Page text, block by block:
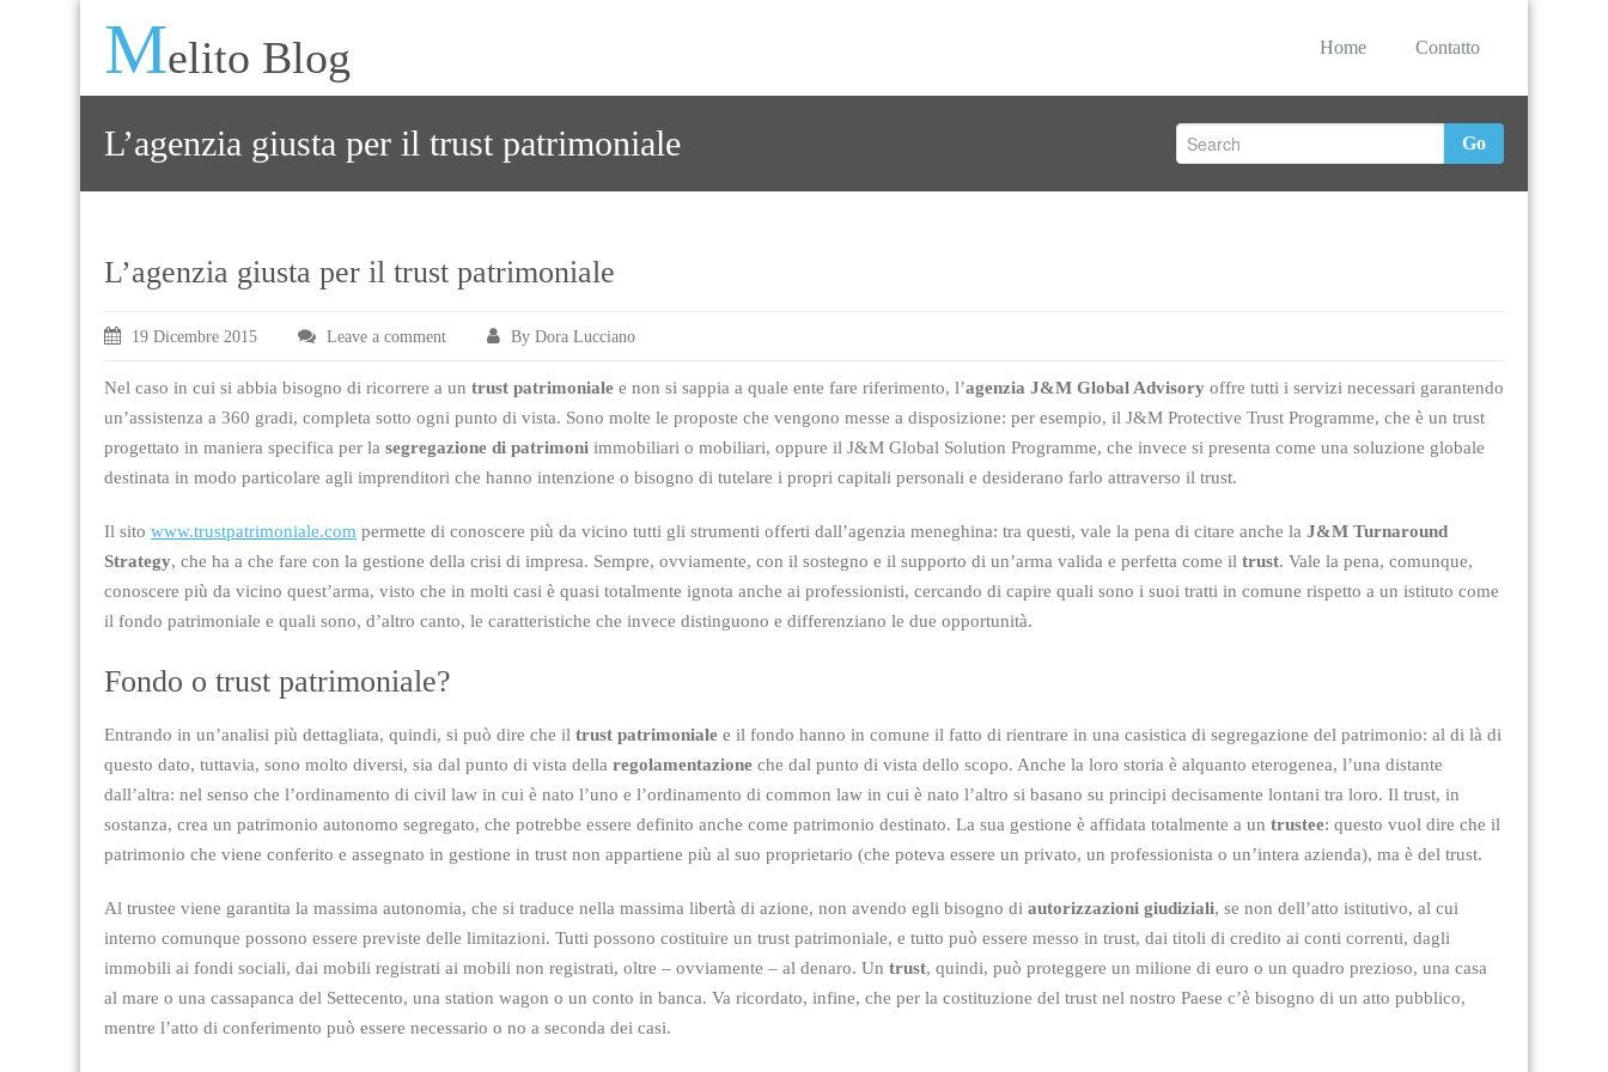
Melito Blog Home Contatto
L’agenzia giusta per il trust patrimoniale Go
L’agenzia giusta per il trust patrimoniale
19 Dicembre 2015 Leave a comment By Dora Lucciano
Nel caso in cui si abbia bisogno di ricorrere a un trust patrimoniale e non si sappia a quale ente fare riferimento, l’agenzia J&M Global Advisory offre tutti i servizi necessari garantendo
un’assistenza a 360 gradi, completa sotto ogni punto di vista. Sono molte le proposte che vengono messe a disposizione: per esempio, il J&M Protective Trust Programme, che è un trust
progettato in maniera specifica per la segregazione di patrimoni immobiliari o mobiliari, oppure il J&M Global Solution Programme, che invece si presenta come una soluzione globale
destinata in modo particolare agli imprenditori che hanno intenzione o bisogno di tutelare i propri capitali personali e desiderano farlo attraverso il trust.
Il sito www.trustpatrimoniale.com permette di conoscere più da vicino tutti gli strumenti offerti dall’agenzia meneghina: tra questi, vale la pena di citare anche la J&M Turnaround
Strategy, che ha a che fare con la gestione della crisi di impresa. Sempre, ovviamente, con il sostegno e il supporto di un’arma valida e perfetta come il trust. Vale la pena, comunque,
conoscere più da vicino quest’arma, visto che in molti casi è quasi totalmente ignota anche ai professionisti, cercando di capire quali sono i suoi tratti in comune rispetto a un istituto come
il fondo patrimoniale e quali sono, d’altro canto, le caratteristiche che invece distinguono e differenziano le due opportunità.
Fondo o trust patrimoniale?
Entrando in un’analisi più dettagliata, quindi, si può dire che il trust patrimoniale e il fondo hanno in comune il fatto di rientrare in una casistica di segregazione del patrimonio: al di là di
questo dato, tuttavia, sono molto diversi, sia dal punto di vista della regolamentazione che dal punto di vista dello scopo. Anche la loro storia è alquanto eterogenea, l’una distante
dall’altra: nel senso che l’ordinamento di civil law in cui è nato l’uno e l’ordinamento di common law in cui è nato l’altro si basano su principi decisamente lontani tra loro. Il trust, in
sostanza, crea un patrimonio autonomo segregato, che potrebbe essere definito anche come patrimonio destinato. La sua gestione è affidata totalmente a un trustee: questo vuol dire che il
patrimonio che viene conferito e assegnato in gestione in trust non appartiene più al suo proprietario (che poteva essere un privato, un professionista o un’intera azienda), ma è del trust.
Al trustee viene garantita la massima autonomia, che si traduce nella massima libertà di azione, non avendo egli bisogno di autorizzazioni giudiziali, se non dell’atto istitutivo, al cui
interno comunque possono essere previste delle limitazioni. Tutti possono costituire un trust patrimoniale, e tutto può essere messo in trust, dai titoli di credito ai conti correnti, dagli
immobili ai fondi sociali, dai mobili registrati ai mobili non registrati, oltre – ovviamente – al denaro. Un trust, quindi, può proteggere un milione di euro o un quadro prezioso, una casa
al mare o una cassapanca del Settecento, una station wagon o un conto in banca. Va ricordato, infine, che per la costituzione del trust nel nostro Paese c’è bisogno di un atto pubblico,
mentre l’atto di conferimento può essere necessario o no a seconda dei casi.